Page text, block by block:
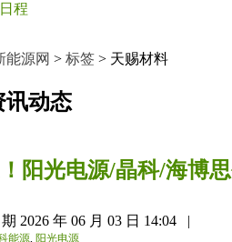
程
能源网 > 标签 > 天赐材料
讯动态
阳光电源/晶科/海博
2026 年 06 月 03 日 14:04 |
能源, 阳光电源